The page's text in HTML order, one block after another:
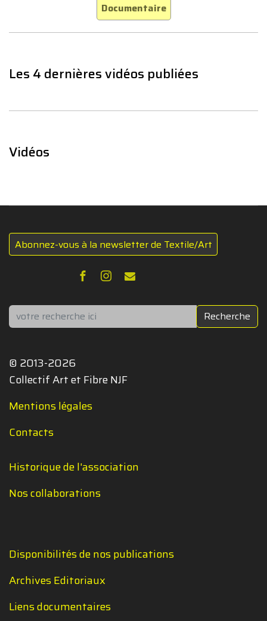
Documentaire
Les 4 dernières vidéos publiées
Vidéos
Abonnez-vous à la newsletter de Textile/Art
Rechercher Recherche
© 2013-2026
Collectif Art et Fibre NJF
Mentions légales
Contacts
Historique de l'association
Nos collaborations
Disponibilités de nos publications
Archives Editoriaux
Liens documentaires